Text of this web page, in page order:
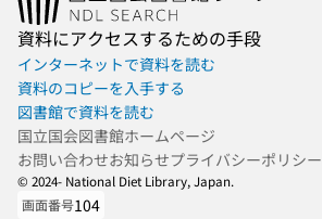
資料にアクセスするための手段
インターネットで資料を読む
資料のコピーを入手する
図書館で資料を読む
国立国会図書館ホームページ
お問い合わせお知らせプライバシーポリシー
© 2024- National Diet Library, Japan.
画面番号104